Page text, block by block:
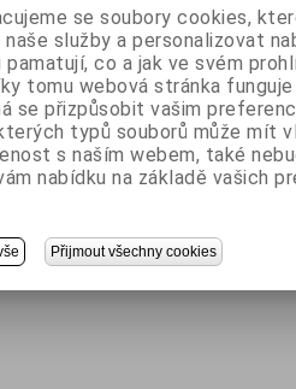
se soubory cookies,
služby a personalizovat
co a jak ve svém
tomu webová stránka
se přizpůsobit vašim
typů souborů může mít
s naším webem, také
nabídku na základě vašich
Přijmout všechny cookies